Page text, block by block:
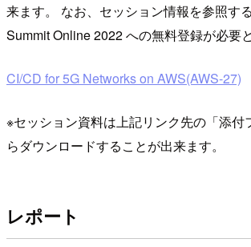
来ます。 なお、セッション情報を参照す
Summit Online 2022 への無料登録が必要
CI/CD for 5G Networks on AWS(AWS-27)
※セッション資料は上記リンク先の「添付
らダウンロードすることが出来ます。
レポート